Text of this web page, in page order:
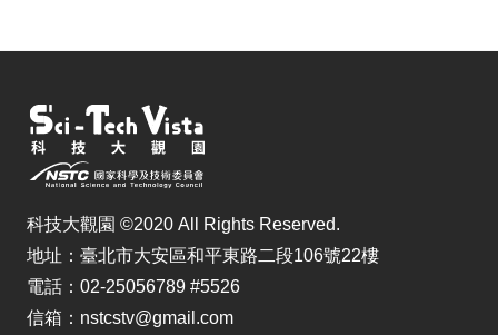
科技大觀園 ©2020 All Rights Reserved.
地址：臺北市大安區和平東路二段106號22樓
電話：02-25056789 #5526
信箱：nstcstv@gmail.com